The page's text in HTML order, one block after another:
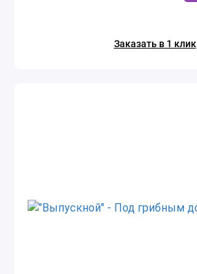
Заказать в 1 клик